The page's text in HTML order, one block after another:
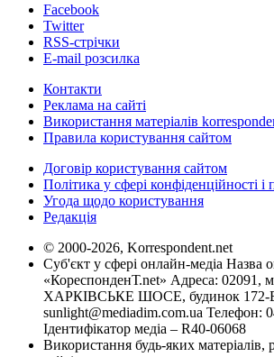
Facebook
Twitter
RSS-стрічки
E-mail розсилка
Контакти
Реклама на сайті
Використання матеріалів
Правила користування сайтом
Договір користування сайтом
Політика у сфері конфіденційності
Угода щодо користування
Редакція
© 2000-2026, Korrespondent.net
Суб'єкт у сфері онлайн-медіа Назва
«КореспонденТ.net» Адреса: 02091,
ХАРКІВСЬКЕ ШОСЕ, будинок 172-Б,
sunlight@mediadim.com.ua Телефон:
Ідентифікатор медіа – R40-06068
Використання будь-яких матеріалів,